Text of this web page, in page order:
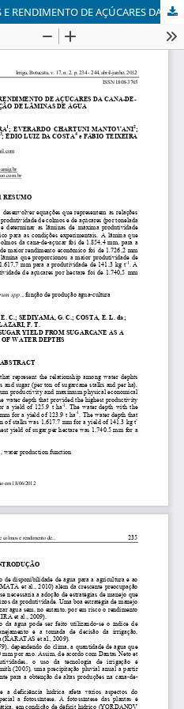
PRODUTIVIDADE DE COLMOS E RENDIMENTO DE AÇÚCARES DA CANA-DE-AÇÚCAR EM FUNÇÃO DE LÂMINAS DE ÁGUA